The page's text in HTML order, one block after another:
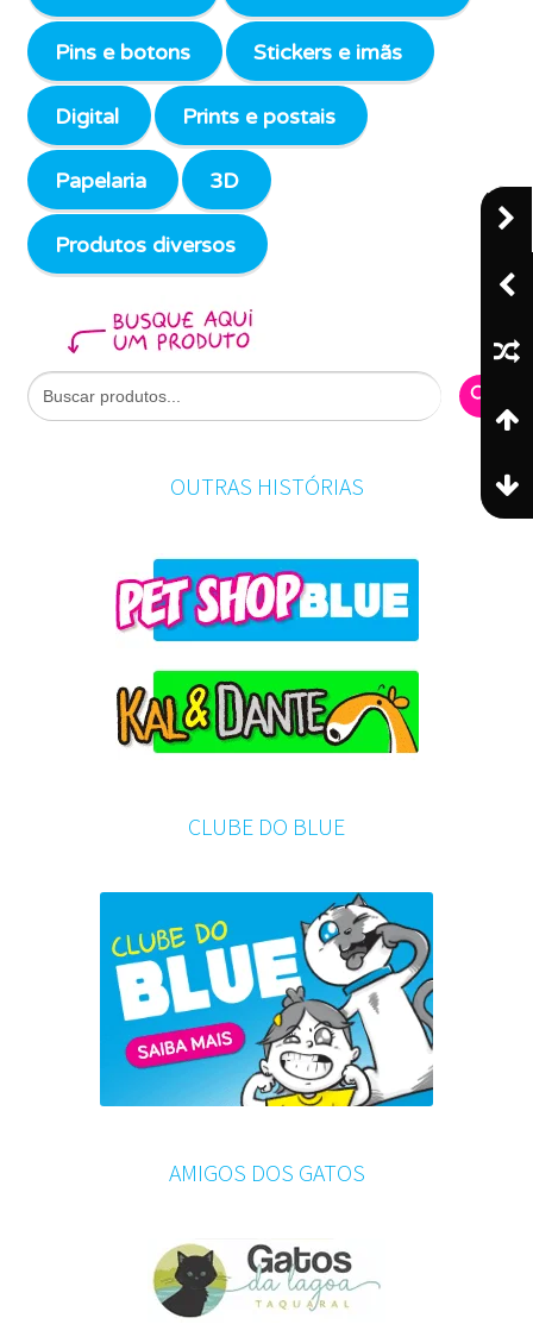
Pins e botons Stickers e imãs
Digital Prints e postais
Papelaria 3D
Produtos diversos
Search
for:
OUTRAS HISTÓRIAS
CLUBE DO BLUE
AMIGOS DOS GATOS